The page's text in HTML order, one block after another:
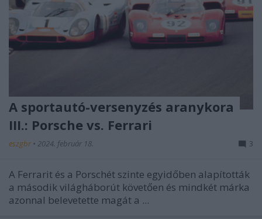
A sportautó-versenyzés aranykora
III.: Porsche vs. Ferrari
eszgbr • 2024. február 18. 3
A Ferrarit és a Porschét szinte egyidőben alapították
a második világháborút követően és mindkét márka
azonnal belevetette magát a ...